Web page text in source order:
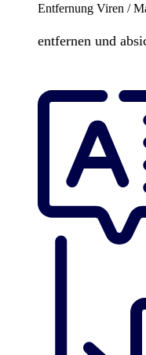
Entfernung Viren /
entfernen und